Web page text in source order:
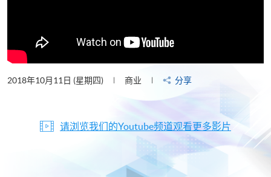
2018年10月11日 (星期四) 商业 分享
请浏览我们的Youtube频道观看更多影片